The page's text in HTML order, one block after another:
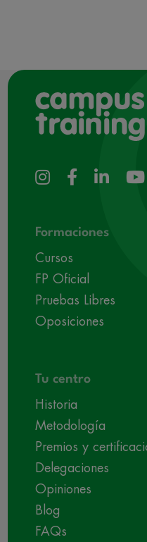
Formaciones
Cursos
FP Oficial
Pruebas Libres
Oposiciones
Tu centro
Historia
Metodología
Premios y
Delegaciones
Opiniones
Blog
FAQs